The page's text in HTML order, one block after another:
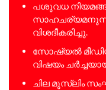
പശുവധ
വിശദീകരിച്ചു.
സോഷ്യൽ
വിഷയം
ചില മുസ്ലിം